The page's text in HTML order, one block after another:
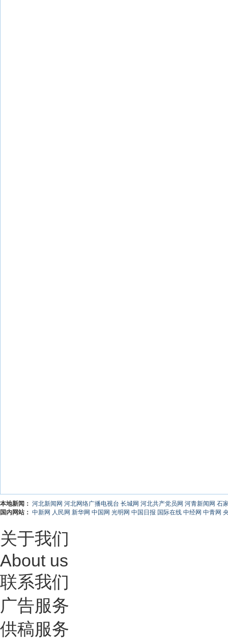
本地新闻： 河北新闻网 河北网络广播电视台 长城网 河北共产党员网 河青新闻网 石
国内网站： 中新网 人民网 新华网 中国网 光明网 中国日报 国际在线 中经网 中青网
关于我们
About us
联系我们
广告服务
供稿服务